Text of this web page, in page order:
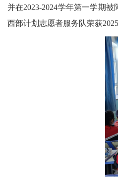
并在2023-2024学年第一学期
西部计划志愿者服务队荣获